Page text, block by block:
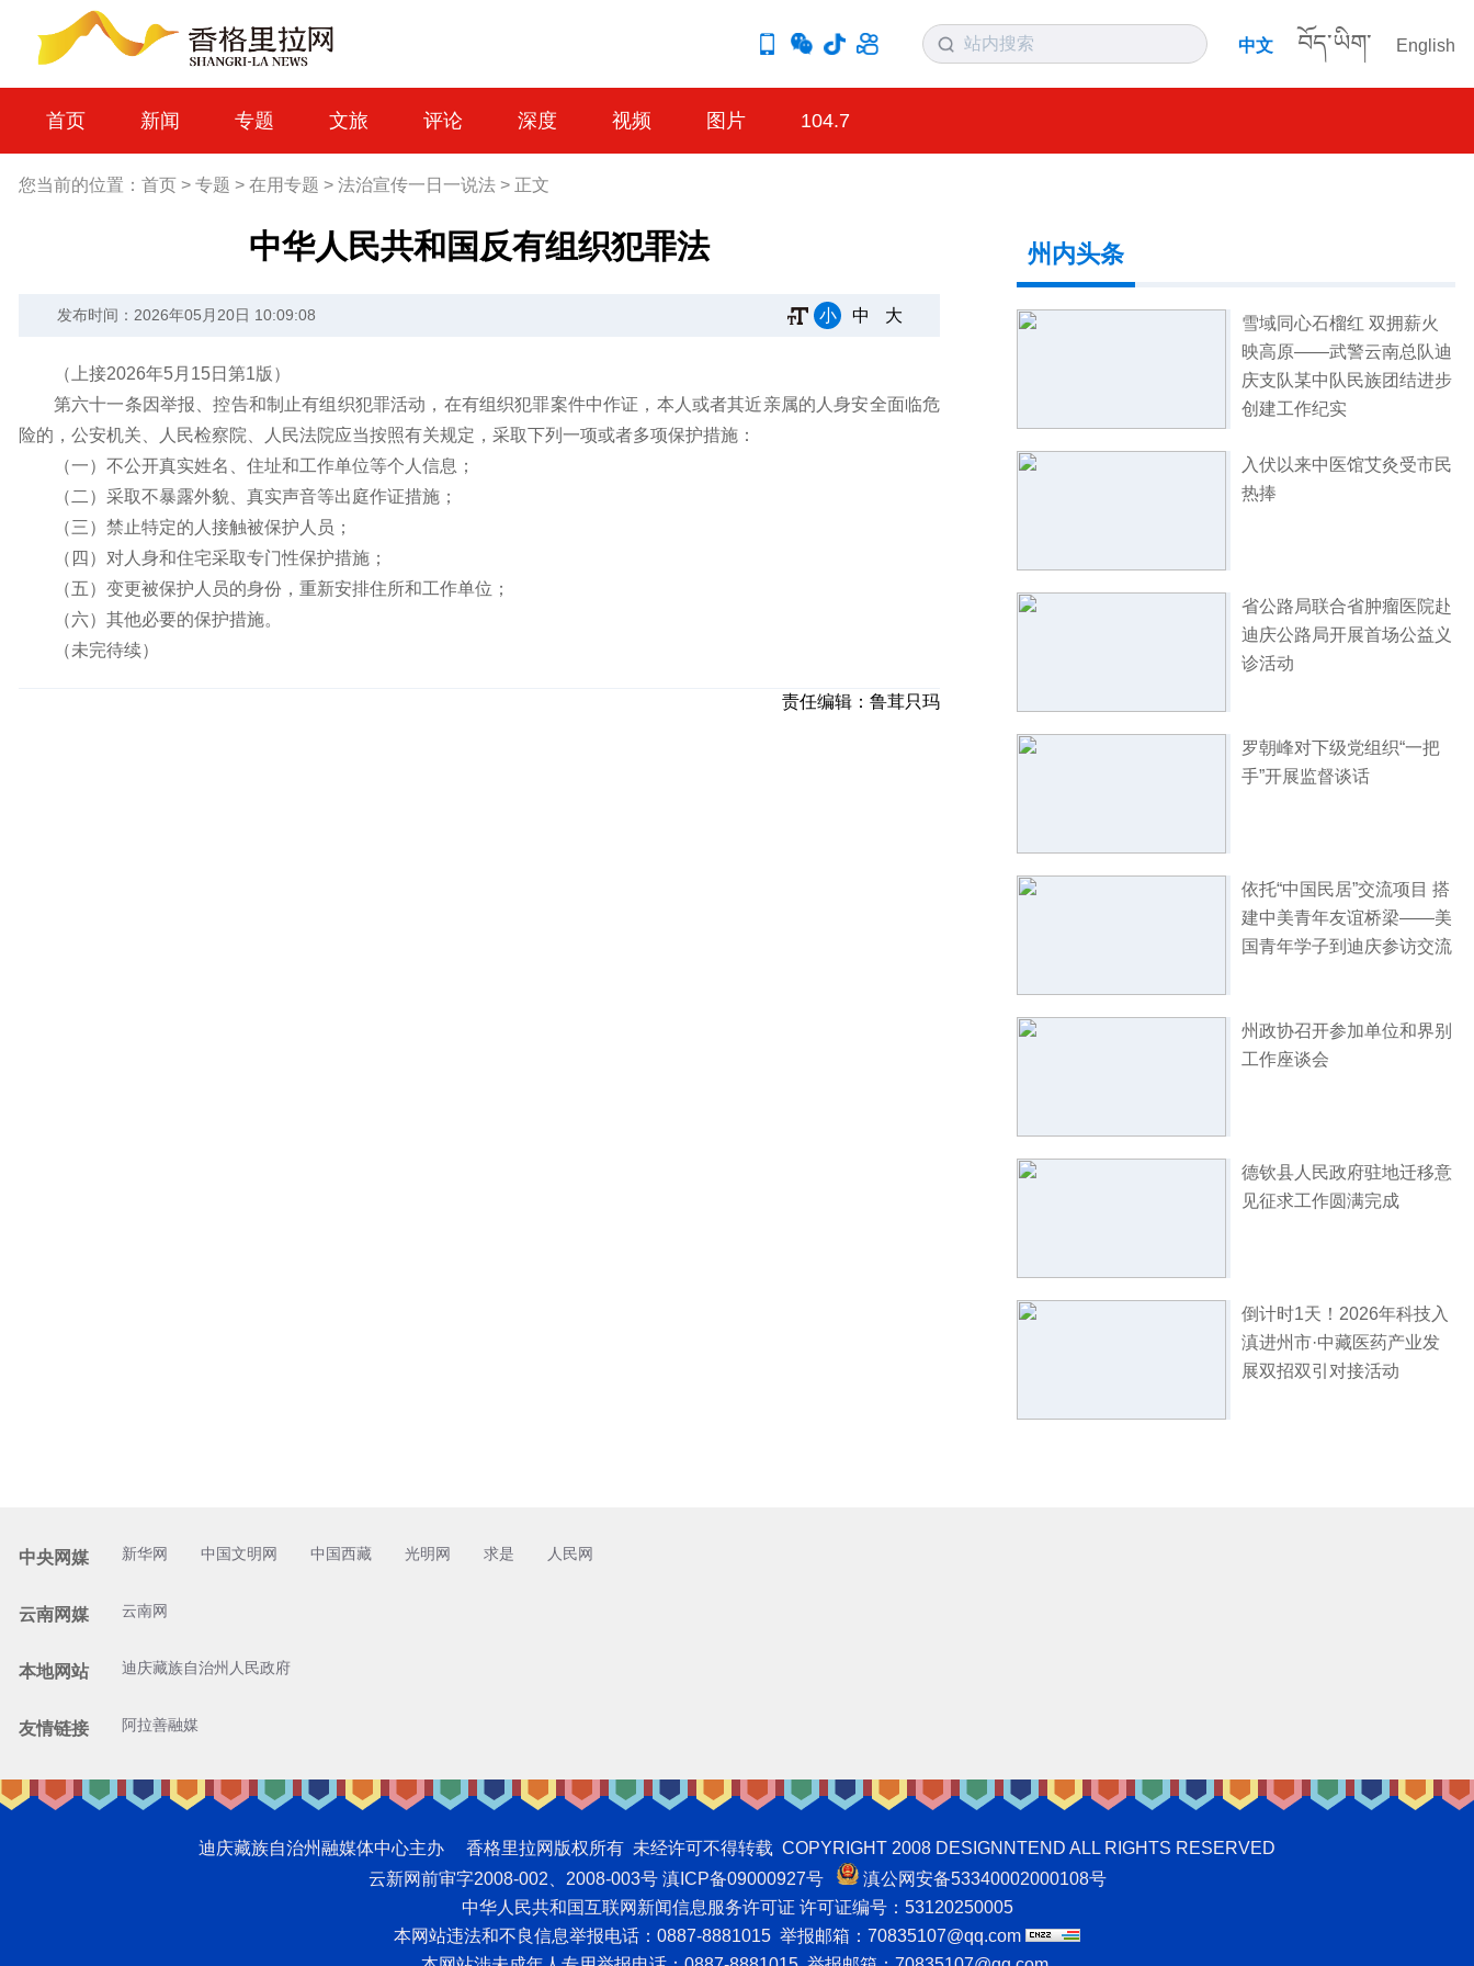
中文 བོད་ཡིག་ English
首页 新闻 专题 文旅 评论 深度 视频 图片 104.7
您当前的位置： 首页 > 专题 > 在用专题 > 法治宣传一日一说法 > 正文
中华人民共和国反有组织犯罪法
发布时间：2026年05月20日 10:09:08 小 中 大
（上接2026年5月15日第1版）
第六十一条因举报、控告和制止有组织犯罪活动，在有组织犯罪案件中作证，本人或者其近亲属的人身安全面临危
险的，公安机关、人民检察院、人民法院应当按照有关规定，采取下列一项或者多项保护措施：
（一）不公开真实姓名、住址和工作单位等个人信息；
（二）采取不暴露外貌、真实声音等出庭作证措施；
（三）禁止特定的人接触被保护人员；
（四）对人身和住宅采取专门性保护措施；
（五）变更被保护人员的身份，重新安排住所和工作单位；
（六）其他必要的保护措施。
（未完待续）
责任编辑： 鲁茸只玛
州内头条
雪域同心石榴红 双拥薪火
映高原——武警云南总队迪
庆支队某中队民族团结进步
创建工作纪实
入伏以来中医馆艾灸受市民
热捧
省公路局联合省肿瘤医院赴
迪庆公路局开展首场公益义
诊活动
罗朝峰对下级党组织“一把
手”开展监督谈话
依托“中国民居”交流项目 搭
建中美青年友谊桥梁——美
国青年学子到迪庆参访交流
州政协召开参加单位和界别
工作座谈会
德钦县人民政府驻地迁移意
见征求工作圆满完成
倒计时1天！2026年科技入
滇进州市·中藏医药产业发
展双招双引对接活动
中央网媒 新华网 中国文明网 中国西藏 光明网 求是 人民网
云南网媒 云南网
本地网站 迪庆藏族自治州人民政府
友情链接 阿拉善融媒
迪庆藏族自治州融媒体中心主办 香格里拉网版权所有 未经许可不得转载 COPYRIGHT 2008 DESIGNNTEND ALL RIGHTS RESERVED
云新网前审字2008-002、2008-003号 滇ICP备09000927号
滇公网安备53340002000108号
中华人民共和国互联网新闻信息服务许可证 许可证编号：53120250005
本网站违法和不良信息举报电话：0887-8881015 举报邮箱：70835107@qq.com